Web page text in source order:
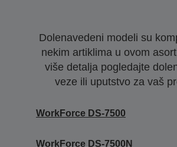
Dolenavedeni modeli su
nekim artiklima u ovom
više detalja pogledajte
veze ili uputstvo za vaš
WorkForce DS-7500
WorkForce DS-7500N